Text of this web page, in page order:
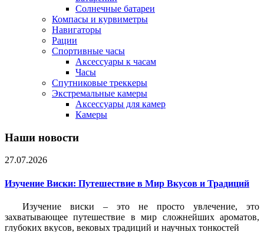
Солнечные батареи
Компасы и курвиметры
Навигаторы
Рации
Спортивные часы
Аксессуары к часам
Часы
Спутниковые треккеры
Экстремальные камеры
Аксессуары для камер
Камеры
Наши новости
27.07.2026
Изучение Виски: Путешествие в Мир Вкусов и Традиций
Изучение виски – это не просто увлечение, это
захватывающее путешествие в мир сложнейших ароматов,
глубоких вкусов, вековых традиций и научных тонкостей